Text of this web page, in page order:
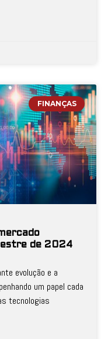
FINANÇAS
de 2024
evolução e a
um papel cada
tecnologias